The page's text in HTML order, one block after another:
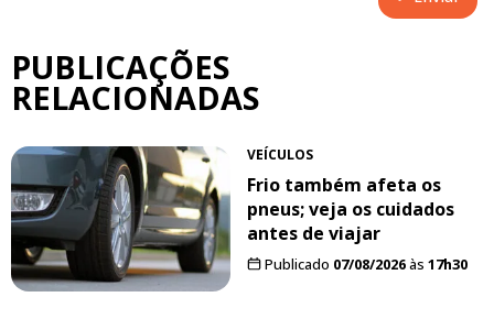
PUBLICAÇÕES
RELACIONADAS
VEÍCULOS
Frio também afeta os
pneus; veja os cuidados
antes de viajar
Publicado 07/08/2026às 17h30